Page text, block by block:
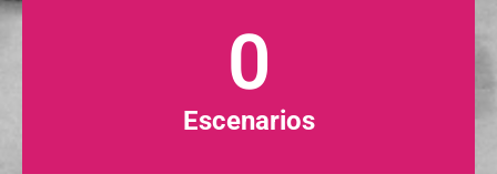
Escenarios
0